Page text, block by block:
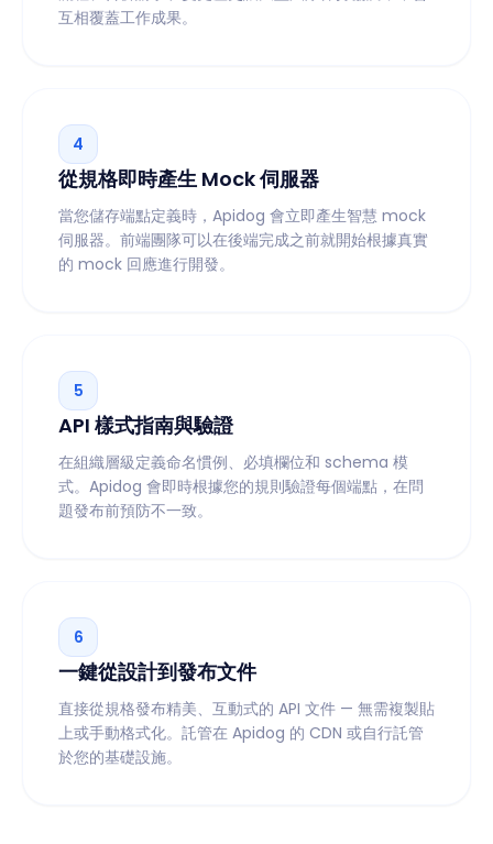
互相覆蓋工作成果。
4
從規格即時產生 Mock 伺服器
當您儲存端點定義時，Apidog 會立即產生智慧 mock
伺服器。前端團隊可以在後端完成之前就開始根據真實
的 mock 回應進行開發。
5
API 樣式指南與驗證
在組織層級定義命名慣例、必填欄位和 schema 模
式。Apidog 會即時根據您的規則驗證每個端點，在問
題發布前預防不一致。
6
一鍵從設計到發布文件
直接從規格發布精美、互動式的 API 文件 — 無需複製貼
上或手動格式化。託管在 Apidog 的 CDN 或自行託管
於您的基礎設施。